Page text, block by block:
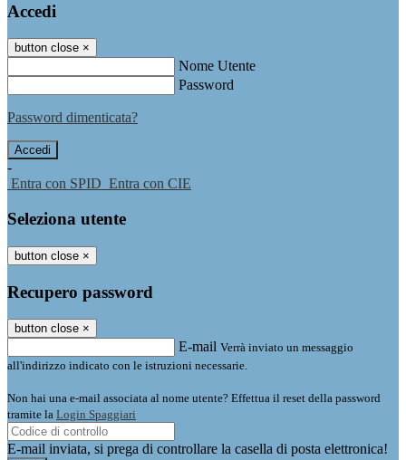
Accedi
button close ×
Nome Utente
Password
Password dimenticata?
-
Entra con SPID Entra con CIE
Seleziona utente
button close ×
Recupero password
button close ×
E-mail Verrà inviato un messaggio
all'indirizzo indicato con le istruzioni necessarie.
Non hai una e-mail associata al nome utente? Effettua il reset della password
tramite la Login Spaggiari
E-mail inviata, si prega di controllare la casella di posta elettronica!